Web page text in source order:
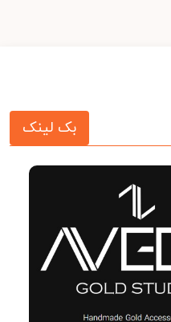
بک لینک